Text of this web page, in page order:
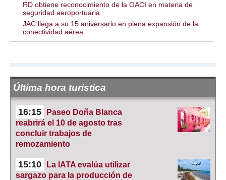
RD obtiene reconocimiento de la OACI en materia de
seguridad aeroportuaria
JAC llega a su 15 aniversario en plena expansión de la
conectividad aérea
Última hora turística
16:15
Paseo Doña Blanca
reabrirá el 10 de agosto tras
concluir trabajos de
remozamiento
15:10
La IATA evalúa utilizar
sargazo para la producción de